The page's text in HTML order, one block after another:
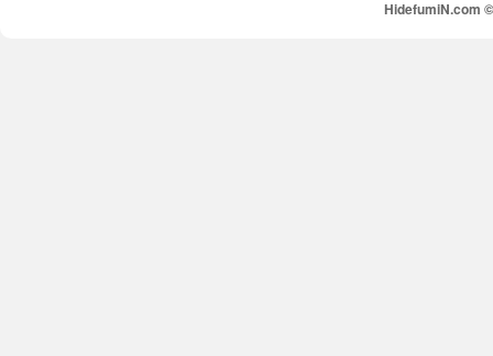
HidefumiN.com